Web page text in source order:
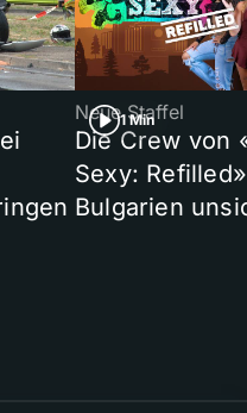
1 Min
Neue Staffel
Die Crew von
Sexy:
Bulgarien